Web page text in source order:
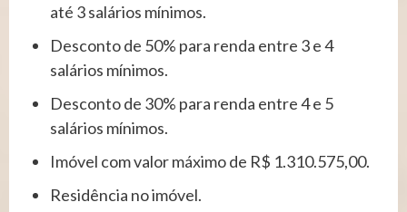
até 3 salários mínimos.
Desconto de 50% para renda entre 3 e 4
salários mínimos.
Desconto de 30% para renda entre 4 e 5
salários mínimos.
Imóvel com valor máximo de R$ 1.310.575,00.
Residência no imóvel.